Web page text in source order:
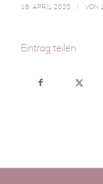
18. APRIL 2020 / VON
Eintrag teilen